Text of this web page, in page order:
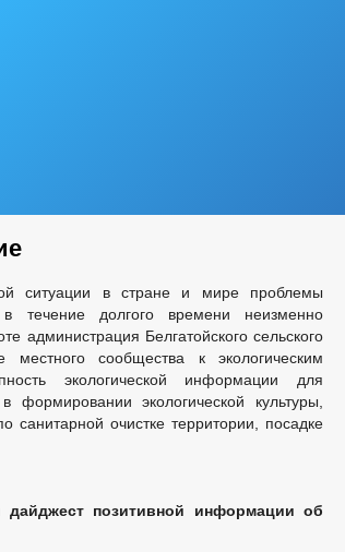
ситуации в стране и мире проблемы
в течение долгого времени неизменно
администрация Белгатойского сельского
местного сообщества к экологическим
экологической информации для
экологической культуры,
санитарной очистке территории, посадке
дайджест позитивной информации об